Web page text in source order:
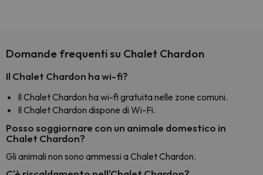
Domande frequenti su Chalet Chardon
Il Chalet Chardon ha wi-fi?
Il Chalet Chardon ha wi-fi gratuita nelle zone comuni.
Il Chalet Chardon dispone di Wi-Fi.
Posso soggiornare con un animale domestico in
Chalet Chardon?
Gli animali non sono ammessi a Chalet Chardon.